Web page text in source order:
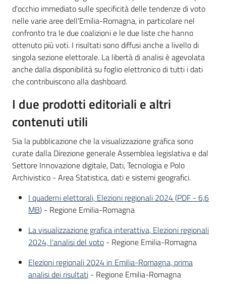
d'occhio immediato sulle specificità delle tendenze di voto
nelle varie aree dell'Emilia-Romagna, in particolare nel
confronto tra le due coalizioni e le due liste che hanno
ottenuto più voti. I risultati sono diffusi anche a livello di
singola sezione elettorale. La libertà di analisi è agevolata
anche dalla disponibilità su foglio elettronico di tutti i dati
che contribuiscono alla dashboard.
I due prodotti editoriali e altri
contenuti utili
Sia la pubblicazione che la visualizzazione grafica sono
curate dalla Direzione generale Assemblea legislativa e dal
Settore Innovazione digitale, Dati, Tecnologia e Polo
Archivistico - Area Statistica, dati e sistemi geografici.
I quaderni elettorali, Elezioni regionali 2024(PDF - 6,6
MB) - Regione Emilia-Romagna
La visualizzazione grafica interattiva, Elezioni regionali
2024, l'analisi del voto - Regione Emilia-Romagna
Elezioni regionali 2024 in Emilia-Romagna, prima
analisi dei risultati - Regione Emilia-Romagna